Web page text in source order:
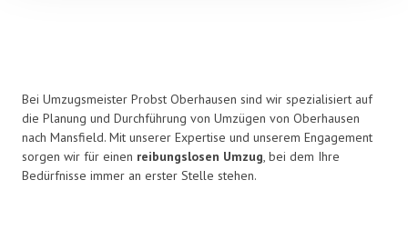
Bei Umzugsmeister Probst Oberhausen sind wir spezialisiert auf
die Planung und Durchführung von Umzügen von Oberhausen
nach Mansfield. Mit unserer Expertise und unserem Engagement
sorgen wir für einen reibungslosen Umzug, bei dem Ihre
Bedürfnisse immer an erster Stelle stehen.